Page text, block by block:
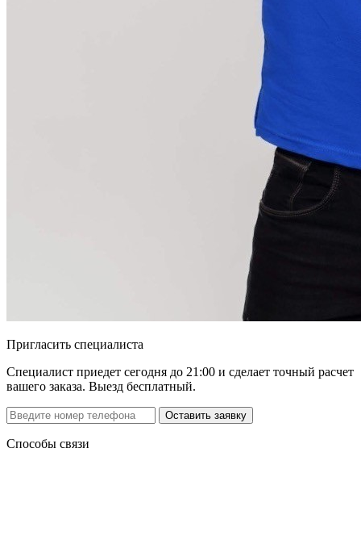
Пригласить специалиста
Специалист приедет сегодня до 21:00 и сделает точный расчет
вашего заказа. Выезд бесплатный.
Способы связи